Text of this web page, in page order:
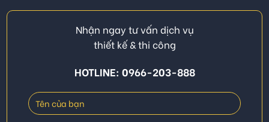
Nhận ngay tư vấn dịch vụ
thiết kế & thi công
HOTLINE: 0966-203-888